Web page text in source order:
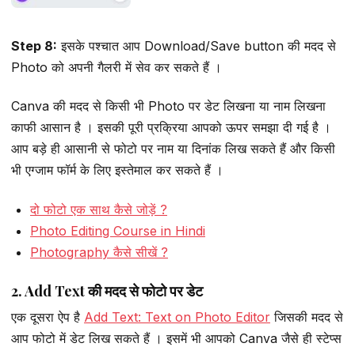
Step 8: इसके पश्चात आप Download/Save button की मदद से
Photo को अपनी गैलरी में सेव कर सकते हैं ।
Canva की मदद से किसी भी Photo पर डेट लिखना या नाम लिखना
काफी आसान है । इसकी पूरी प्रक्रिया आपको ऊपर समझा दी गई है ।
आप बड़े ही आसानी से फोटो पर नाम या दिनांक लिख सकते हैं और किसी
भी एग्जाम फॉर्म के लिए इस्तेमाल कर सकते हैं ।
दो फोटो एक साथ कैसे जोड़ें ?
Photo Editing Course in Hindi
Photography कैसे सीखें ?
2. Add Text की मदद से फोटो पर डेट
एक दूसरा ऐप है Add Text: Text on Photo Editor जिसकी मदद से
आप फोटो में डेट लिख सकते हैं । इसमें भी आपको Canva जैसे ही स्टेप्स